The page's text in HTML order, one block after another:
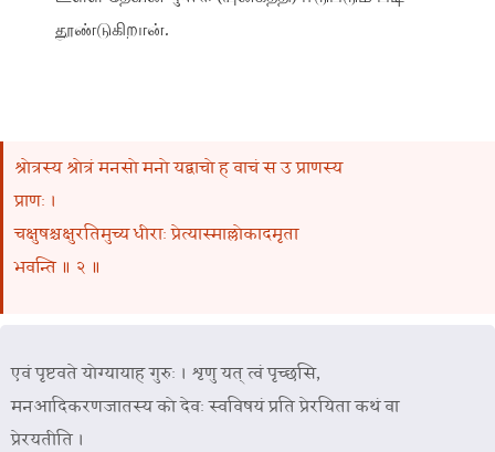
தூண்டுகிறான்.
श्रोत्रस्य श्रोत्रं मनसो मनो यद्वाचो ह वाचं स उ प्राणस्य
प्राणः ।
चक्षुषश्चक्षुरतिमुच्य धीराः प्रेत्यास्माल्लोकादमृता
भवन्ति ॥ २ ॥
एवं पृष्टवते योग्यायाह गुरुः । शृणु यत् त्वं पृच्छसि,
मनआदिकरणजातस्य को देवः स्वविषयं प्रति प्रेरयिता कथं वा
प्रेरयतीति ।